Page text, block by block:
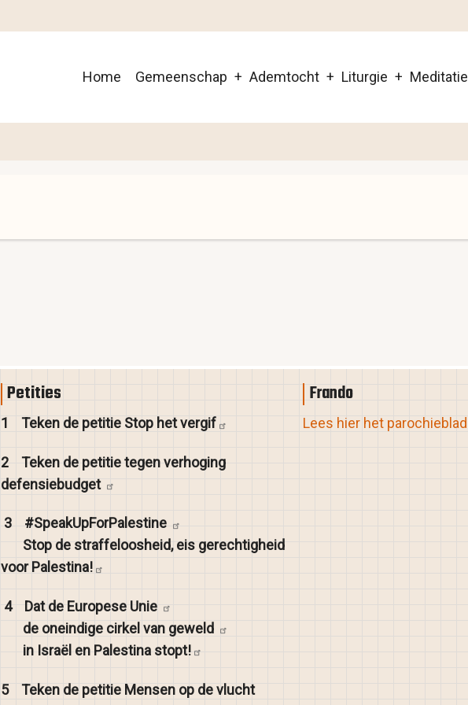
Main
Home Gemeenschap Ademtocht Liturgie Meditatie
Petities
1Teken de petitie Stop hetvergif
2Teken de petitie tegen verhoging
defensiebudget
3
#SpeakUpForPalestine
Stop de straffeloosheid, eis gerechtigheid
voorPalestina!
4 Dat de Europese Unie
de oneindige cirkel van geweld
in Israël en Palestina stopt!
5Teken de petitie Mensen op de vlucht
Frando
Lees hier het parochieblad